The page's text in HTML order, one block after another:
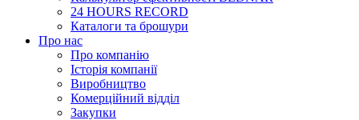
24 HOURS RECORD
Каталоги та брошури
Про нас
Про компанію
Історія компанії
Виробництво
Комерційний відділ
Закупки